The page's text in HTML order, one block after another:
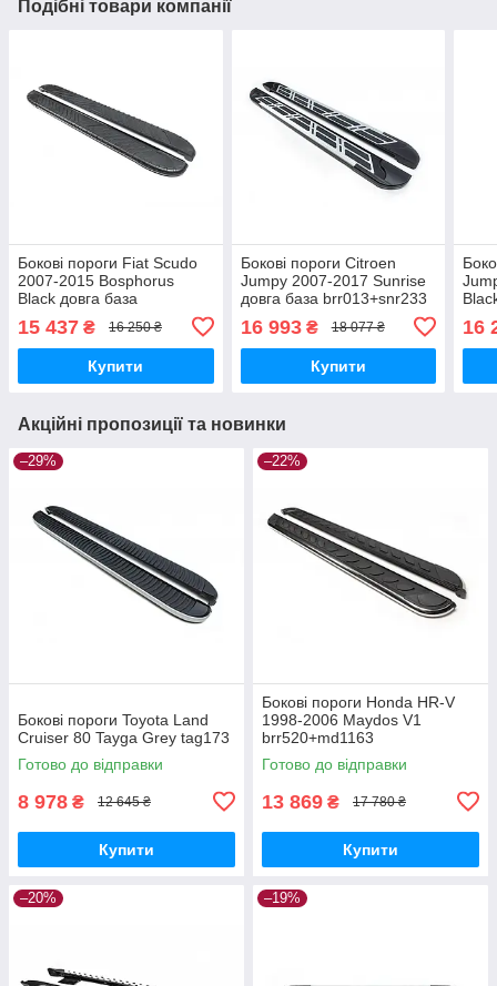
Подібні товари компанії
Бокові пороги Fiat Scudo
2007-2015 Bosphorus
Black довга база
15 437 ₴ 16 250 ₴
Купити
Бокові пороги Citroen
Jumpy 2007-2017 Sunrise
довга база brr013+snr233
16 993₴ 18 077 ₴
Купити
16
Акційні пропозиції та новинки
–29%
Бокові пороги Toyota Land
Cruiser 80 Tayga Grey tag173
Готово до відправки
8 978 ₴ 12 645 ₴
Купити
–22%
Бокові пороги Honda HR-V
1998-2006 Maydos V1
brr520+md1163
Готово до відправки
13 869 ₴ 17 780 ₴
Купити
–20% –19%